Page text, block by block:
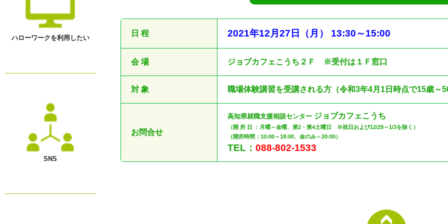
ハローワークを利用したい
SNS
日 程 2021年12月27日（月 ） 13:30 ～15:00
会 場 ジョブカフェこうち２Ｆ ※受付は１Ｆ窓口
対 象 職場体験講習を受講される方（令和3年4月1日時点で15歳～
お問合せ
高知県就職支援相談センター ジョブカフェこうち
（開 所 日 ：月曜～金曜、第2・第4土曜日 ※祝日および12/29～1/3を除く）
（開所時間：10:00～18:00、金のみ～20:00）
TEL：088-802-1533